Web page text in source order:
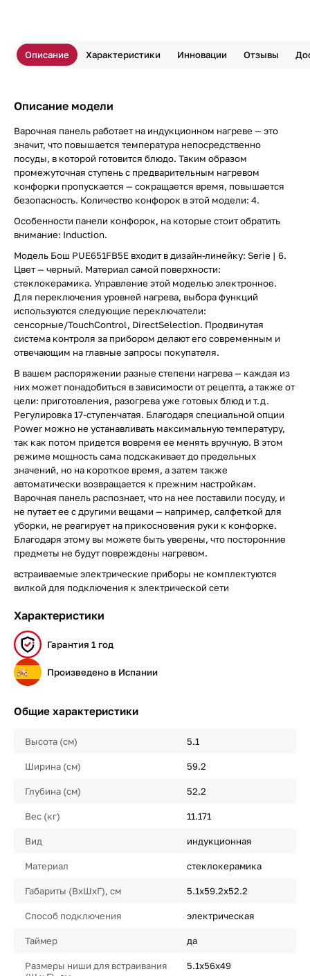
Описание Характеристики Инновации Отзывы
Описание модели
Варочная панель работает на индукционном нагреве — это
значит, что повышается температура непосредственно
посуды, в которой готовится блюдо. Таким образом
промежуточная ступень с предварительным нагревом
конфорки пропускается — сокращается время, повышается
безопасность. Количество конфорок в этой модели: 4.
Особенности панели конфорок, на которые стоит обратить
внимание: Induction.
Модель Бош PUE651FB5E входит в дизайн-линейку: Serie | 6.
Цвет — черный. Материал самой поверхности:
стеклокерамика. Управление этой моделью электронное.
Для переключения уровней нагрева, выбора функций
используются следующие переключатели:
сенсорные/TouchControl, DirectSelection. Продвинутая
система контроля за прибором делают его современным и
отвечающим на главные запросы покупателя.
В вашем распоряжении разные степени нагрева — каждая из
них может понадобиться в зависимости от рецепта, а также от
цели: приготовления, разогрева уже готовых блюд и т.д.
Регулировка 17-ступенчатая. Благодаря специальной опции
Power можно не устанавливать максимальную температуру,
так как потом придется вовремя ее менять вручную. В этом
режиме мощность сама подскакивает до предельных
значений, но на короткое время, а затем также
автоматически возвращается к прежним настройкам.
Варочная панель распознает, что на нее поставили посуду, и
не путает ее с другими вещами — например, салфеткой для
уборки, не реагирует на прикосновения руки к конфорке.
Благодаря этому вы можете быть уверены, что посторонние
предметы не будут повреждены нагревом.
встраиваемые электрические приборы не комплектуются
вилкой для подключения к электрической сети
Характеристики
Гарантия 1 год
Произведено в Испании
Общие характеристики
Высота (см) 5.1
Ширина (см) 59.2
Глубина (см) 52.2
Вес (кг) 11.171
Вид индукционная
Материал стеклокерамика
Габариты (ВхШхГ), см 5.1х59.2х52.2
Способ подключения электрическая
Таймер да
Размеры ниши для встраивания
5.1х56х49